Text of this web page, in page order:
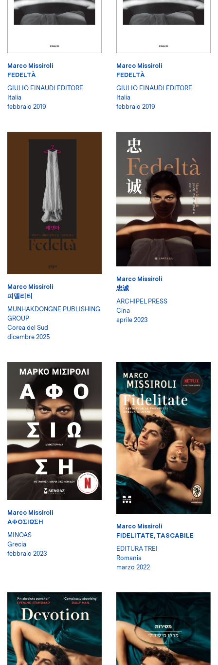
Marco Missiroli
FEDELTÀ
GIULIO EINAUDI EDITORE
Italia
febbraio 2019
Marco Missiroli
FEDELTÀ
GIULIO EINAUDI EDITORE
Italia
febbraio 2019
Marco Missiroli
피델리티
MUNHAKDONGNE PUBLISHING
GROUP
Corea del Sud
dicembre 2025
Marco Missiroli
忠诚
ARCHIPEL PRESS
Cina
aprile 2023
Marco Missiroli
AΦOΣIΩΣH
MINOAS
Grecia
febbraio 2023
Marco Missiroli
FIDELITATE, TASCABILE
EDITURA TREI
Romania
marzo 2022